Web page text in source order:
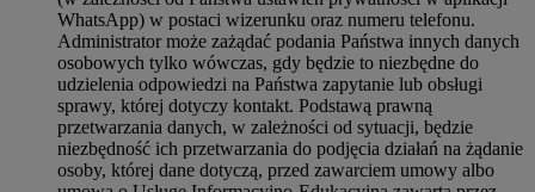
WhatsApp) w postaci wizerunku oraz numeru telefonu.
Administrator może zażądać podania Państwa innych danych
osobowych tylko wówczas, gdy będzie to niezbędne do
udzielenia odpowiedzi na Państwa zapytanie lub obsługi
sprawy, której dotyczy kontakt. Podstawą prawną
przetwarzania danych, w zależności od sytuacji, będzie
niezbędność ich przetwarzania do podjęcia działań na żądanie
osoby, której dane dotyczą, przed zawarciem umowy albo